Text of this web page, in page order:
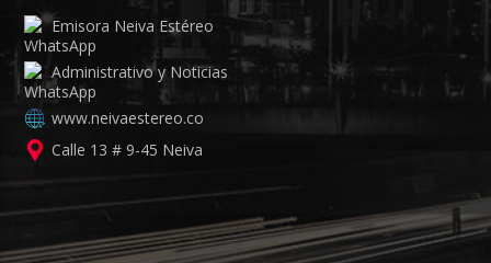
Emisora Neiva Estéreo
Administrativo y Noticias
www.neivaestereo.co
Calle 13 # 9-45 Neiva